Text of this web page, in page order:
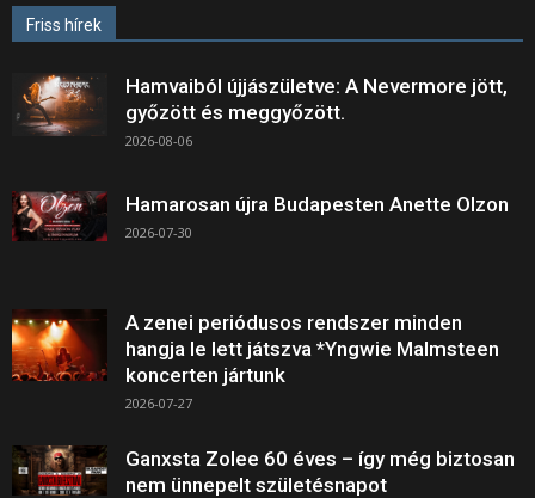
Friss hírek
Hamvaiból újjászületve: A Nevermore jött,
győzött és meggyőzött.
2026-08-06
Hamarosan újra Budapesten Anette Olzon
2026-07-30
A zenei periódusos rendszer minden
hangja le lett játszva *Yngwie Malmsteen
koncerten jártunk
2026-07-27
Ganxsta Zolee 60 éves – így még biztosan
nem ünnepelt születésnapot